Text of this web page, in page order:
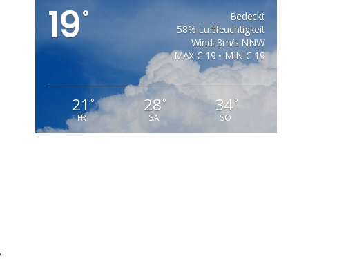
19°
Bedeckt
58% Luftfeuchtigkeit
Wind: 3m/s NNW
MAX C 19 • MIN C 19
21°
FR
28°
SA
34°
SO